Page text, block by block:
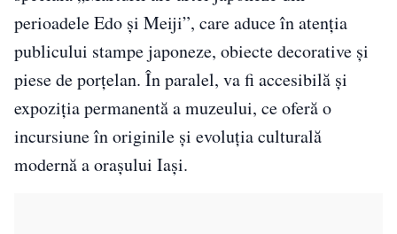
perioadele Edo și Meiji”, care aduce în atenția
publicului stampe japoneze, obiecte decorative și
piese de porțelan. În paralel, va fi accesibilă și
expoziția permanentă a muzeului, ce oferă o
incursiune în originile și evoluția culturală
modernă a orașului Iași.